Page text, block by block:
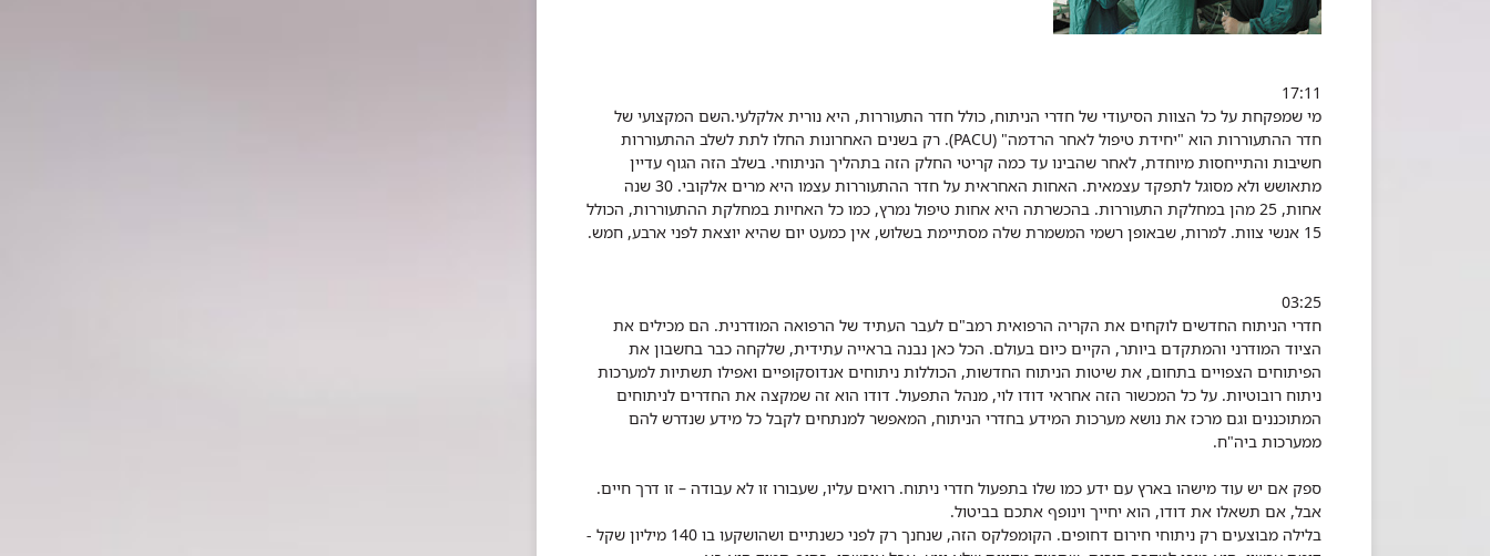
17:11
מי שמפקחת על כל הצוות הסיעודי של חדרי הניתוח, כולל חדר התעוררות, היא נורית אלקלעי.השם המקצועי של
חדר ההתעוררות הוא "יחידת טיפול לאחר הרדמה" (PACU). רק בשנים האחרונות החלו לתת לשלב ההתעוררות
חשיבות והתייחסות מיוחדת, לאחר שהבינו עד כמה קריטי החלק הזה בתהליך הניתוחי. בשלב הזה הגוף עדיין
מתאושש ולא מסוגל לתפקד עצמאית. האחות האחראית על חדר ההתעוררות עצמו היא מרים אלקובי. 30 שנה
אחות, 25 מהן במחלקת התעוררות. בהכשרתה היא אחות טיפול נמרץ, כמו כל האחיות במחלקת ההתעוררות, הכולל
15 אנשי צוות. למרות, שבאופן רשמי המשמרת שלה מסתיימת בשלוש, אין כמעט יום שהיא יוצאת לפני ארבע, חמש.
03:25
חדרי הניתוח החדשים לוקחים את הקריה הרפואית רמב"ם לעבר העתיד של הרפואה המודרנית. הם מכילים את
הציוד המודרני והמתקדם ביותר, הקיים כיום בעולם. הכל כאן נבנה בראייה עתידית, שלקחה כבר בחשבון את
הפיתוחים הצפויים בתחום, את שיטות הניתוח החדשות, הכוללות ניתוחים אנדוסקופיים ואפילו תשתיות למערכות
ניתוח רובוטיות. על כל המכשור הזה אחראי דודו לוי, מנהל התפעול. דודו הוא זה שמקצה את החדרים לניתוחים
המתוכננים וגם מרכז את נושא מערכות המידע בחדרי הניתוח, המאפשר למנתחים לקבל כל מידע שנדרש להם
ממערכות ביה"ח.
ספק אם יש עוד מישהו בארץ עם ידע כמו שלו בתפעול חדרי ניתוח. רואים עליו, שעבורו זו לא עבודה – זו דרך חיים.
אבל, אם תשאלו את דודו, הוא יחייך וינופף אתכם בביטול.
בלילה מבוצעים רק ניתוחי חירום דחופים. הקומפלקס הזה, שנחנך רק לפני כשנתיים ושהושקעו בו 140 מיליון שקל -